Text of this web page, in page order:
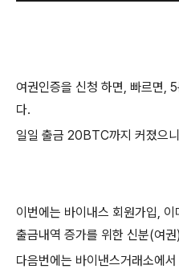
여권인증을 신청 하면, 빠르면,
다.
일일 출금 20BTC까지 커졌으
이번에는 바이내스 회원가입,
출금내역 증가를 위한 신분(여
다음번에는 바이낸스거래소에